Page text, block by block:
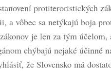
protiteroristických
a vôbec sa netýkajú boja
je len za tým
chýbajú nejaké účinné
že Slovensko má